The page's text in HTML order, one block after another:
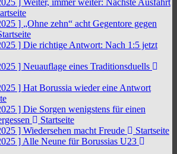
] Weiter, immer weiter: Nächste Ausfahrt
] „Ohne zehn“ acht Gegentore gegen
] Die richtige Antwort: Nach 1:5 jetzt
] Neuauflage eines Traditionsduells
] Hat Borussia wieder eine Antwort
] Die Sorgen wenigstens für einen
Startseite
] Wiedersehen macht Freude
Startseite
] Alle Neune für Borussias U23